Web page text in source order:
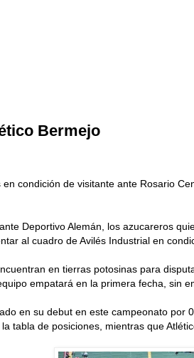
Bermejo
condición de visitante ante Rosario
Deportivo Alemán, los azucareros
al cuadro de Avilés Industrial en
en tierras potosinas para
empatará en la primera fecha, sin
en su debut en este campeonato
tabla de posiciones, mientras que